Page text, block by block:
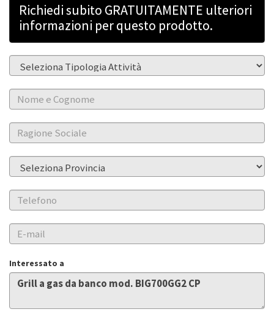
Richiedi subito GRATUITAMENTE ulteriori
informazioni per questo prodotto.
Interessato a